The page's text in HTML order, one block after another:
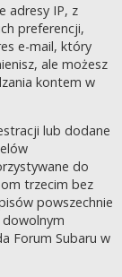
adresy IP, z
preferencji,
e-mail, który
ale możesz
kontem w
lub dodane
do
trzecim bez
powszechnie
Forum Subaru w